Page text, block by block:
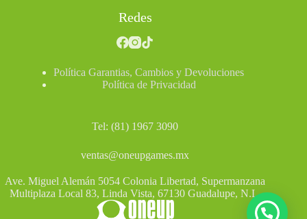
Redes
Política Garantias, Cambios y Devoluciones
Política de Privacidad
Tel: (81) 1967 3090
ventas@oneupgames.mx
Ave. Miguel Alemán 5054 Colonia Libertad, Supermanzana
Multiplaza Local 83, Linda Vista, 67130 Guadalupe, N.L.